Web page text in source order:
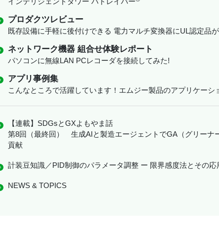
プロダクツレビュー
既存設備に手軽に後付けできる 電力マルチ変換器にUL認定品が
ネットワーク機器 組合せ体験レポート
パソコンに無線LAN PCレコーダを接続してみた!
アプリ事例集
こんなところで活躍しています！エムジー製品のアプリケーシ
【連載】SDGsとGXよもやま話
第8回（最終回） 生成AIと製造エージェントでGA（グリーナ
貢献
計装豆知識／PID制御のパラメータ調整 ー 限界感度法とその応
NEWS & TOPICS